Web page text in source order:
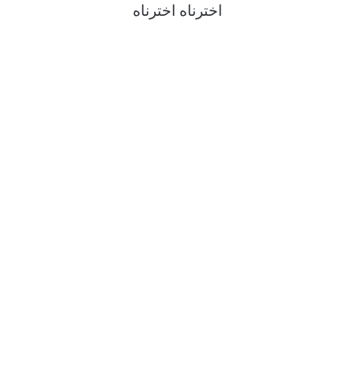
اخترناه اخترناه